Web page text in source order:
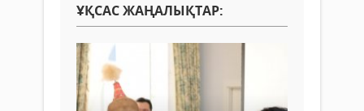
ҰҚСАС ЖАҢАЛЫҚТАР: